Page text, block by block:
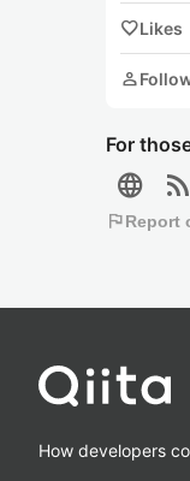
favoriteLikes
person
For
language rss_feed
flagReport
How developers